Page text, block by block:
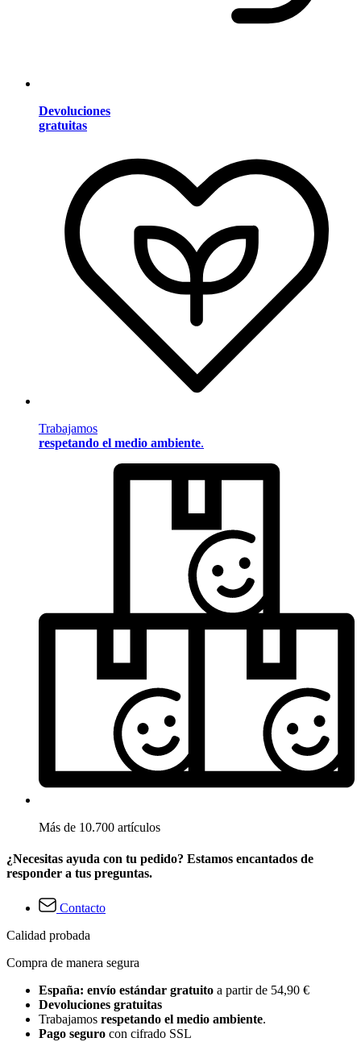
Devoluciones
gratuitas
Trabajamos
respetando el medio ambiente.
Más de 10.700 artículos
¿Necesitas ayuda con tu pedido? Estamos encantados de
responder a tus preguntas.
Contacto
Calidad probada
Compra de manera segura
España: envío estándar gratuito a partir de 54,90 €
Devoluciones gratuitas
Trabajamos respetando el medio ambiente.
Pago seguro con cifrado SSL